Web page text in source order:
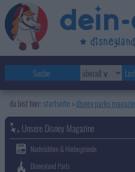
startseite disney parks magazin
Unsere Disney Magazine
Nachrichten & Hintergründe
Disneyland Paris